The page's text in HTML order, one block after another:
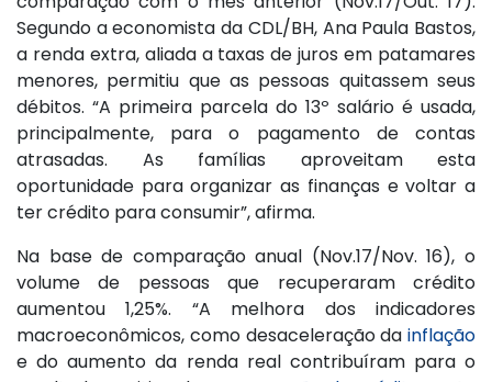
Segundo a economista da CDL/BH, Ana Paula Bastos,
a renda extra, aliada a taxas de juros em patamares
menores, permitiu que as pessoas quitassem seus
débitos. “A primeira parcela do 13º salário é usada,
principalmente, para o pagamento de contas
atrasadas. As famílias aproveitam esta
oportunidade para organizar as finanças e voltar a
ter crédito para consumir”, afirma.
Na base de comparação anual (Nov.17/Nov. 16), o
volume de pessoas que recuperaram crédito
aumentou 1,25%. “A melhora dos indicadores
macroeconômicos, como desaceleração da inflação
e do aumento da renda real contribuíram para o